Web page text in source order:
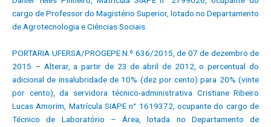
cargo de Professor do Magistério Superior, lotado no Departamento
de Agrotecnologia e Ciências Sociais.
PORTARIA UFERSA/PROGEPE N.º 636/2015, de 07 de dezembro de
2015 – Alterar, a partir de 23 de abril de 2012, o percentual do
adicional de insalubridade de 10% (dez por cento) para 20% (vinte
por cento), da servidora técnico-administrativa Cristiane Ribeiro
Lucas Amorim, Matrícula SIAPE n° 1619372, ocupante do cargo de
Técnico de Laboratório – Área, lotada no Departamento de